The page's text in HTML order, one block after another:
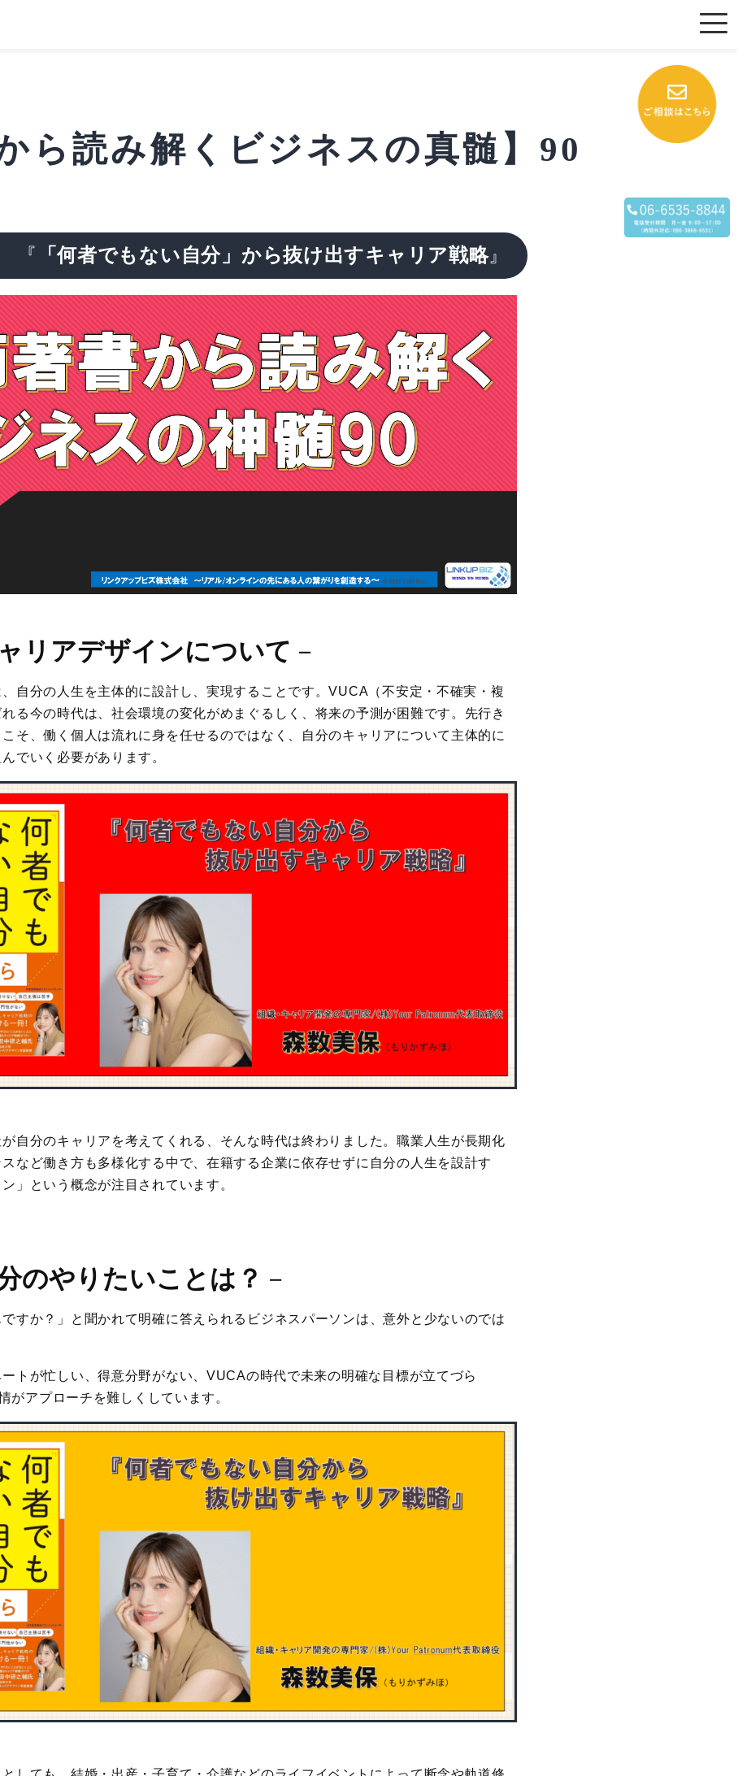
ら読み解くビジネスの真髄】90
『 「何者でもない自分」から抜け出すキャリア戦略』
リアデザインについて －
、自分の人生を主体的に設計し、実現することです。VUCA（不安定・不確実・複
る今の時代は、社会環境の変化がめまぐるしく、将来の予測が困難です。先行き
そ、働く個人は流れに身を任せるのではなく、自分のキャリアについて主体的に
でいく必要があります。
自分のキャリアを考えてくれる、そんな時代は終わりました。職業人生が長期化
など働き方も多様化する中で、在籍する企業に依存せずに自分の人生を設計す
」という概念が注目されています。
のやりたいことは？ －
ですか？」と聞かれて明確に答えられるビジネスパーソンは、意外と少ないのでは
トが忙しい、得意分野がない、VUCAの時代で未来の明確な目標が立てづら
がアプローチを難しくしています。